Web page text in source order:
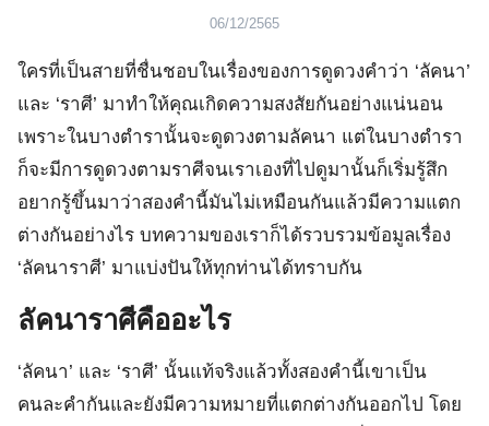
06/12/2565
ใครที่เป็นสายที่ชื่นชอบในเรื่องของการดูดวงคำว่า ‘ลัคนา’
และ ‘ราศี’ มาทำให้คุณเกิดความสงสัยกันอย่างแน่นอน
เพราะในบางตำรานั้นจะดูดวงตามลัคนา แต่ในบางตำรา
ก็จะมีการดูดวงตามราศีจนเราเองที่ไปดูมานั้นก็เริ่มรู้สึก
อยากรู้ขึ้นมาว่าสองคำนี้มันไม่เหมือนกันแล้วมีความแตก
ต่างกันอย่างไร บทความของเราก็ได้รวบรวมข้อมูลเรื่อง
‘ลัคนาราศี’ มาแบ่งปันให้ทุกท่านได้ทราบกัน
ลัคนาราศีคืออะไร
‘ลัคนา’ และ ‘ราศี’ นั้นแท้จริงแล้วทั้งสองคำนี้เขาเป็น
คนละคำกันและยังมีความหมายที่แตกต่างกันออกไป โดย